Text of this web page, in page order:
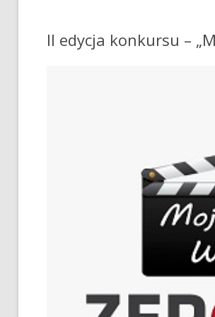
II edycja konkursu –